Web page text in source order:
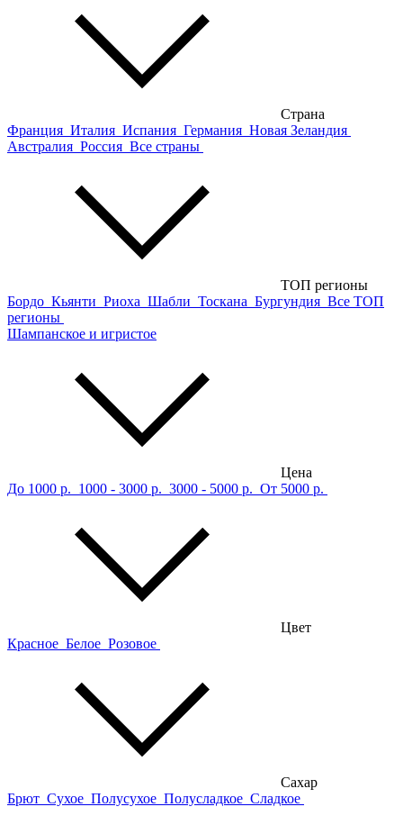
Страна
Франция Италия Испания Германия Новая Зеландия
Австралия Россия Все страны
ТОП регионы
Бордо Кьянти Риоха Шабли Тоскана Бургундия Все ТОП
регионы
Шампанское и игристое
Цена
До 1000 р. 1000 - 3000 р. 3000 - 5000 р. От 5000 р.
Цвет
Красное Белое Розовое
Сахар
Брют Сухое Полусухое Полусладкое Сладкое